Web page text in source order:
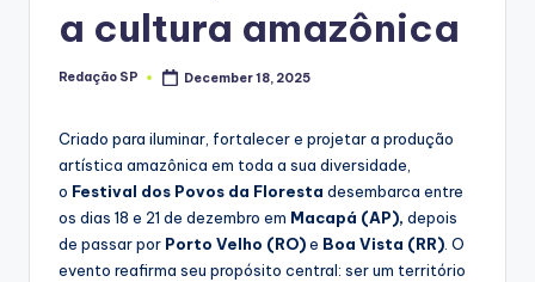
a cultura amazônica
Posted
Redação SP December 18, 2025
Criado para iluminar, fortalecer e projetar a produção
artística amazônica em toda a sua diversidade,
o Festival dos Povos da Floresta desembarca entre
os dias 18 e 21 de dezembro em Macapá (AP), depois
de passar por Porto Velho (RO)e Boa Vista (RR) . O
evento reafirma seu propósito central: ser um território